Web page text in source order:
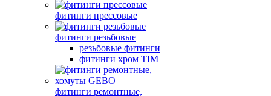
фитинги прессовые
фитинги резьбовые
резьбовые фитинги
фитинги хром TIM
фитинги ремонтные,